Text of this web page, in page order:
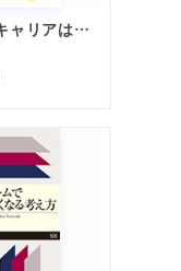
「とりあえず」でキャリアは決まる